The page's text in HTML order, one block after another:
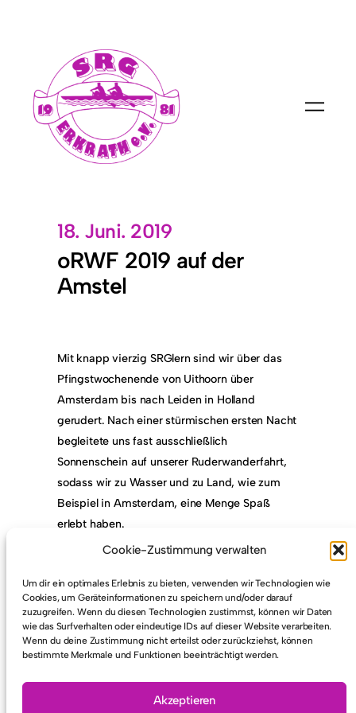
Cookie-Zustimmung verwalten
Um dir ein optimales Erlebnis zu bieten, verwenden wir Technologien wie
Cookies, um Geräteinformationen zu speichern und/oder darauf
zuzugreifen. Wenn du diesen Technologien zustimmst, können wir Daten
wie das Surfverhalten oder eindeutige IDs auf dieser Website verarbeiten.
Wenn du deine Zustimmung nicht erteilst oder zurückziehst, können
bestimmte Merkmale und Funktionen beeinträchtigt werden.
Akzeptieren
18. Juni. 2019
oRWF 2019 auf der
Amstel
Mit knapp vierzig SRGlern sind wir über das
Pfingstwochenende von Uithoorn über
Amsterdam bis nach Leiden in Holland
gerudert. Nach einer stürmischen ersten Nacht
begleitete uns fast ausschließlich
Sonnenschein auf unserer Ruderwanderfahrt,
sodass wir zu Wasser und zu Land, wie zum
Beispiel in Amsterdam, eine Menge Spaß
erlebt haben.
Ausführliche Berichte gibt es dieses Jahr
Vereinszeitung, dem Götterbo(o)ten, zum
Ende des Jahres zu lesen.
Wir freuen uns schon auf die nächste
Oberstufenwanderfahrt im kommenden Jahr!